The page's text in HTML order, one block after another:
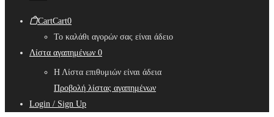
CartCart0
Το καλάθι αγορών σας είναι άδειο
Λίστα αγαπημένων 0
Η Λίστα επιθυμιών είναι άδεια
Προβολή λίστας αγαπημένων
Login / Sign Up